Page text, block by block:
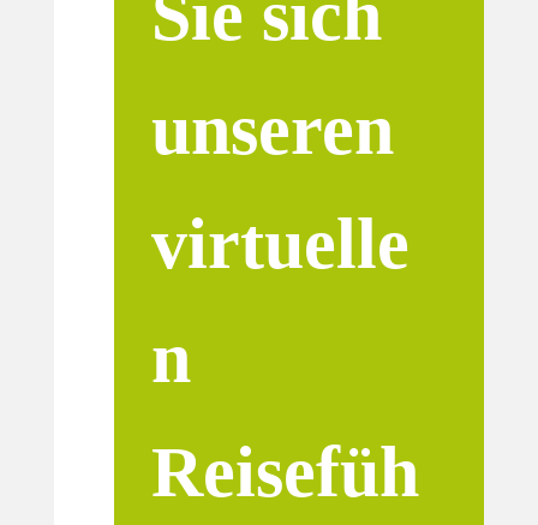
unseren
virtuelle
n
Reisefüh